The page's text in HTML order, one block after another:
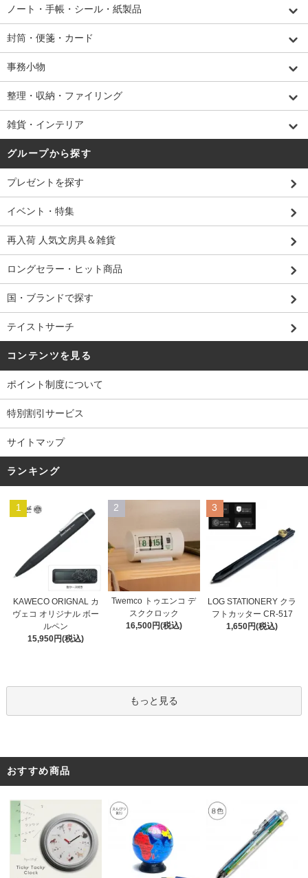
ノート・手帳・シール・紙製品
封筒・便箋・カード
事務小物
整理・収納・ファイリング
雑貨・インテリア
グループから探す
プレゼントを探す
イベント・特集
再入荷 人気文房具＆雑貨
ロングセラー・ヒット商品
国・ブランドで探す
テイストサーチ
コンテンツを見る
ポイント制度について
特別割引サービス
サイトマップ
ランキング
1
KAWECO ORIGNAL カ
ヴェコ オリジナル ボー
ルペン
15,950円(税込)
2
Twemco トゥエンコ デ
スククロック
16,500円(税込)
3
LOG STATIONERY クラ
フトカッター CR-517
1,650円(税込)
もっと見る
おすすめ商品